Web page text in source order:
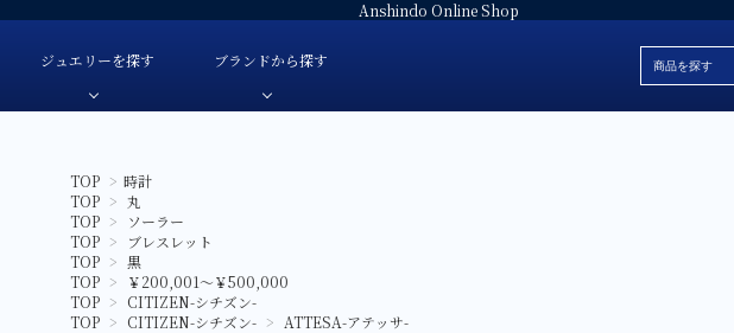
Anshindo Online Shop
自動巻き
手巻き
クオーツ
ソーラー
ファブリック
ジュエリーを探す
色・素材
価格
ブランド
ブランドから探す
E'NOS-イーノス-
TOP > 時計
TOP > 丸
TOP >
ソーラー
TOP >
ブレスレット
TOP > 黒
TOP >
￥200,001～￥500,000
TOP > CITIZEN-シチズン-
TOP > CITIZEN-シチズン- > ATTESA-アテッサ-